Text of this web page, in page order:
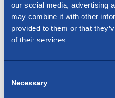
our social media, advertising
may combine it with other
provided to them or that
of their services.
Selection
Necessary
Vuokraa